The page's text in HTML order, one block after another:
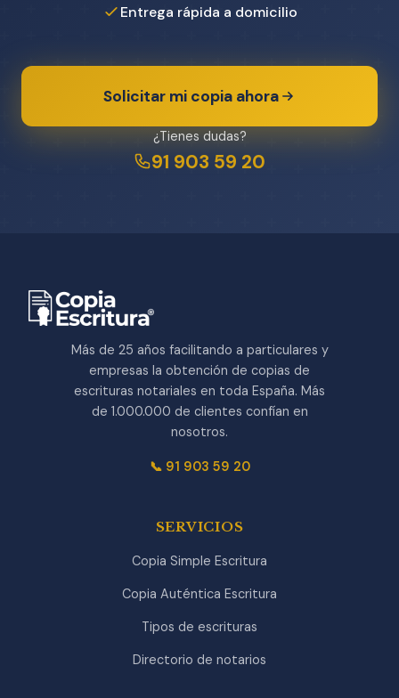
Entrega rápida a domicilio
Solicitar mi copia ahora
¿Tienes dudas?
91 903 59 20
Más de 25 años facilitando a particulares y
empresas la obtención de copias de
escrituras notariales en toda España. Más
de 1.000.000 de clientes confían en
nosotros.
📞 91 903 59 20
SERVICIOS
Copia Simple Escritura
Copia Auténtica Escritura
Tipos de escrituras
Directorio de notarios